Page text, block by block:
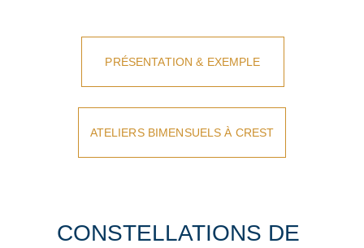
PRÉSENTATION & EXEMPLE
ATELIERS BIMENSUELS À CREST
CONSTELLATIONS DE